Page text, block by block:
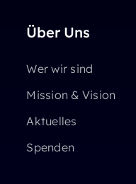
Über Uns
Wer wir sind
Mission & Vision
Aktuelles
Spenden